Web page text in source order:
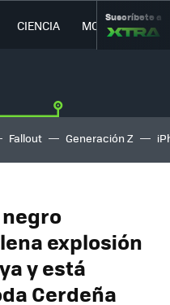
CIENCIA MOVILIDAD
Suscríbete a
Fallout Generación Z
explosión
y está
Cerdeña